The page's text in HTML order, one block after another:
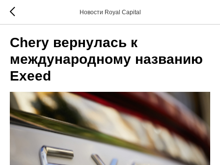
Новости Royal Capital
Chery вернулась к
международному названию
Exeed